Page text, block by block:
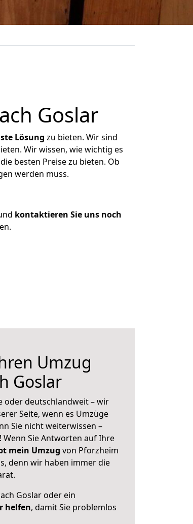
Goslar
Lösung zu bieten. Wir sind
Wir wissen, wie wichtig es
besten Preise zu bieten. Ob
werden muss.
kontaktieren Sie uns noch
Umzug
Goslar
oder deutschlandweit – wir
Seite, wenn es Umzüge
Sie nicht weiterwissen –
Sie Antworten auf Ihre
mein Umzug von Pforzheim
denn wir haben immer die
Goslar oder ein
helfen, damit Sie problemlos